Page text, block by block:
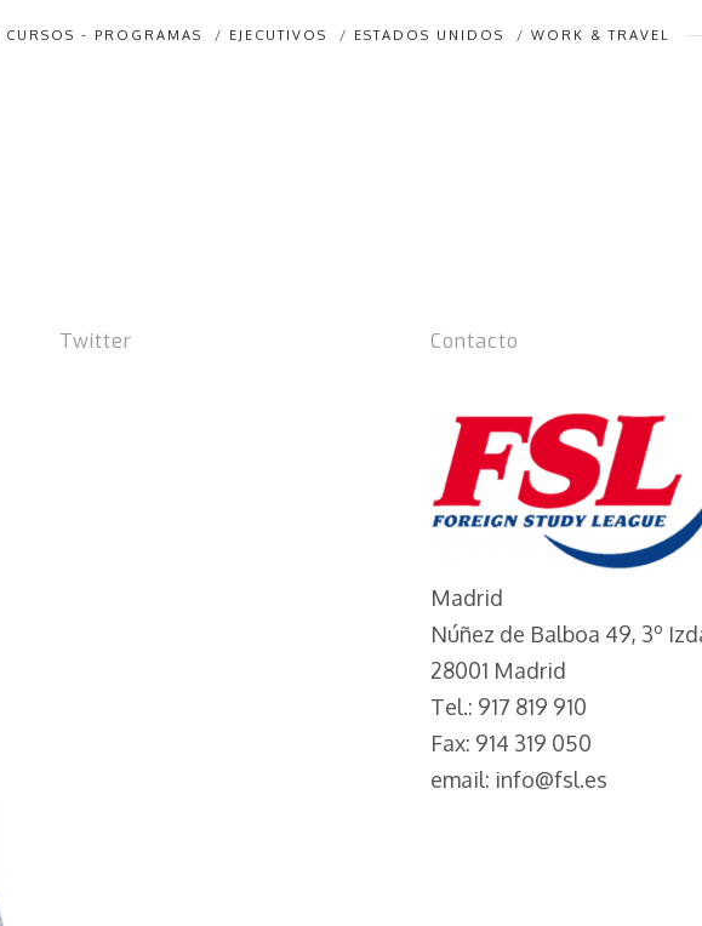
CURSOS - PROGRAMAS / EJECUTIVOS / ESTADOS UNIDOS /WORK & TRAVEL
Twitter Contacto
Madrid
Núñez de Balboa 49, 3º
28001 Madrid
Tel.: 917 819 910
Fax: 914 319 050
email: info@fsl.es